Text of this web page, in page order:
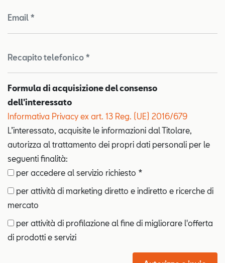
Email *
Recapito telefonico *
Formula di acquisizione del consenso
dell'interessato
Informativa Privacy ex art. 13 Reg. (UE) 2016/679
L’interessato, acquisite le informazioni dal Titolare,
autorizza al trattamento dei propri dati personali per le
seguenti finalità:
per accedere al servizio richiesto *
per attività di marketing diretto e indiretto e ricerche di
mercato
per attività di profilazione al fine di migliorare l'offerta
di prodotti e servizi